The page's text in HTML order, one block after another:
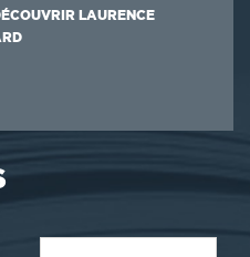
LAURENCE